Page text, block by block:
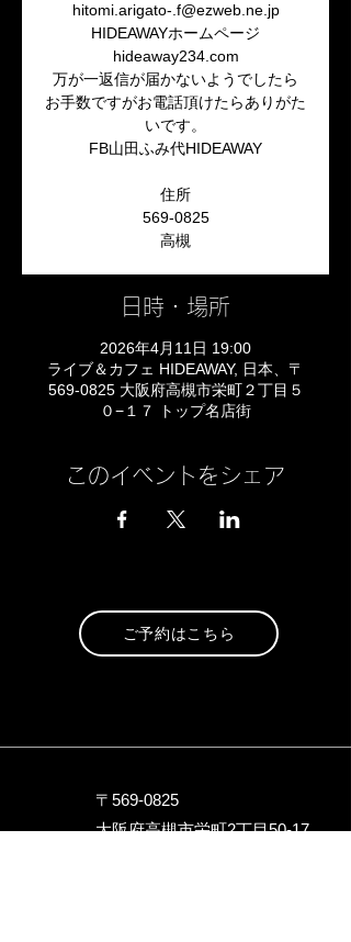
hitomi.arigato-.f@ezweb.ne.jp
HIDEAWAYホームページ
hideaway234.com
万が一返信が届かないようでしたら
お手数ですがお電話頂けたらありがた
いです。
FB山田ふみ代HIDEAWAY
住所
569-0825
高槻
日時・場所
2026年4月11日 19:00
ライブ＆カフェ HIDEAWAY, 日本、〒
569-0825 大阪府高槻市栄町２丁目５
０−１７ トップ名店街
このイベントをシェア
ご予約はこちら
〒569-0825
大阪府高槻市栄町2丁目50-17